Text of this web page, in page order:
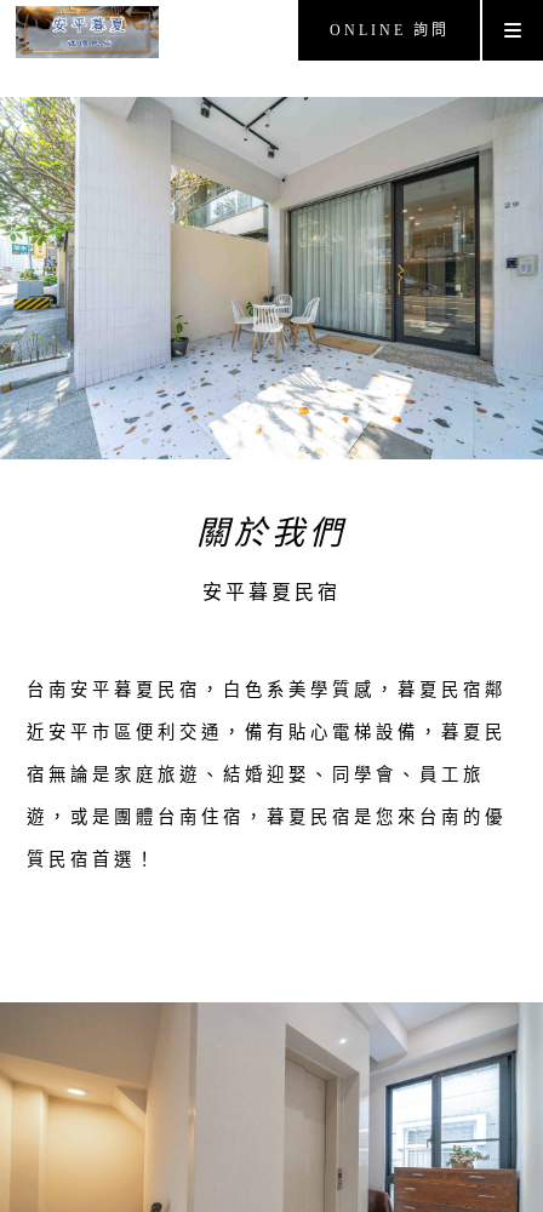
ONLINE 詢問
關於我們
安平暮夏民宿
台南安平暮夏民宿，白色系美學質感，暮夏民宿鄰
近安平市區便利交通，備有貼心電梯設備，暮夏民
宿無論是家庭旅遊、結婚迎娶、同學會、員工旅
遊，或是團體台南住宿，暮夏民宿是您來台南的優
質民宿首選！